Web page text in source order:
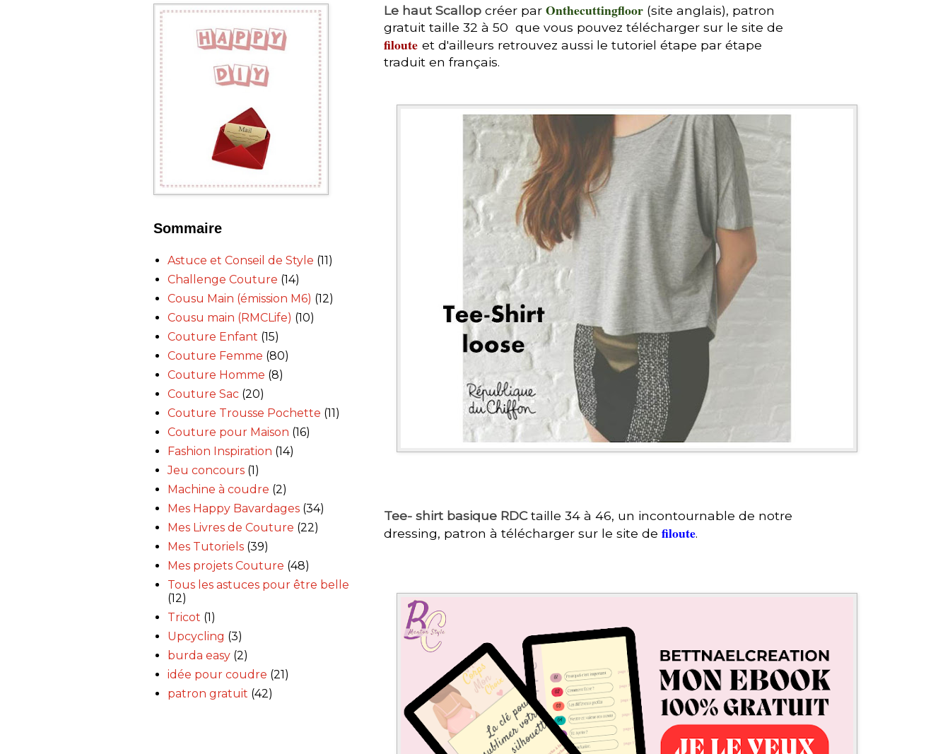
Le haut Scallop créer par Onthecuttingfloor (site anglais), patron
gratuit taille 32 à 50 que vous pouvez télécharger sur le site de
filoute et d'ailleurs retrouvez aussi le tutoriel étape par étape
traduit en français.
Tee- shirt basique RDCtaille 34 à 46, un incontournable de notre
dressing, patron à télécharger sur le site de filoute.
Sommaire
Astuce et Conseil de Style (11)
Challenge Couture (14)
Cousu Main (émission M6) (12)
Cousu main (RMCLife) (10)
Couture Enfant (15)
Couture Femme (80)
Couture Homme (8)
Couture Sac (20)
Couture Trousse Pochette (11)
Couture pour Maison (16)
Fashion Inspiration (14)
Jeu concours (1)
Machine à coudre (2)
Mes Happy Bavardages (34)
Mes Livres de Couture (22)
Mes Tutoriels (39)
Mes projets Couture (48)
Tous les astuces pour être belle
(12)
Tricot (1)
Upcycling (3)
burda easy (2)
idée pour coudre (21)
patron gratuit (42)